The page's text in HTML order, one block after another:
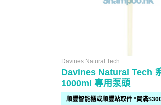
Davines Natural Tech
Davines Natural Tech
1000ml 專用泵頭